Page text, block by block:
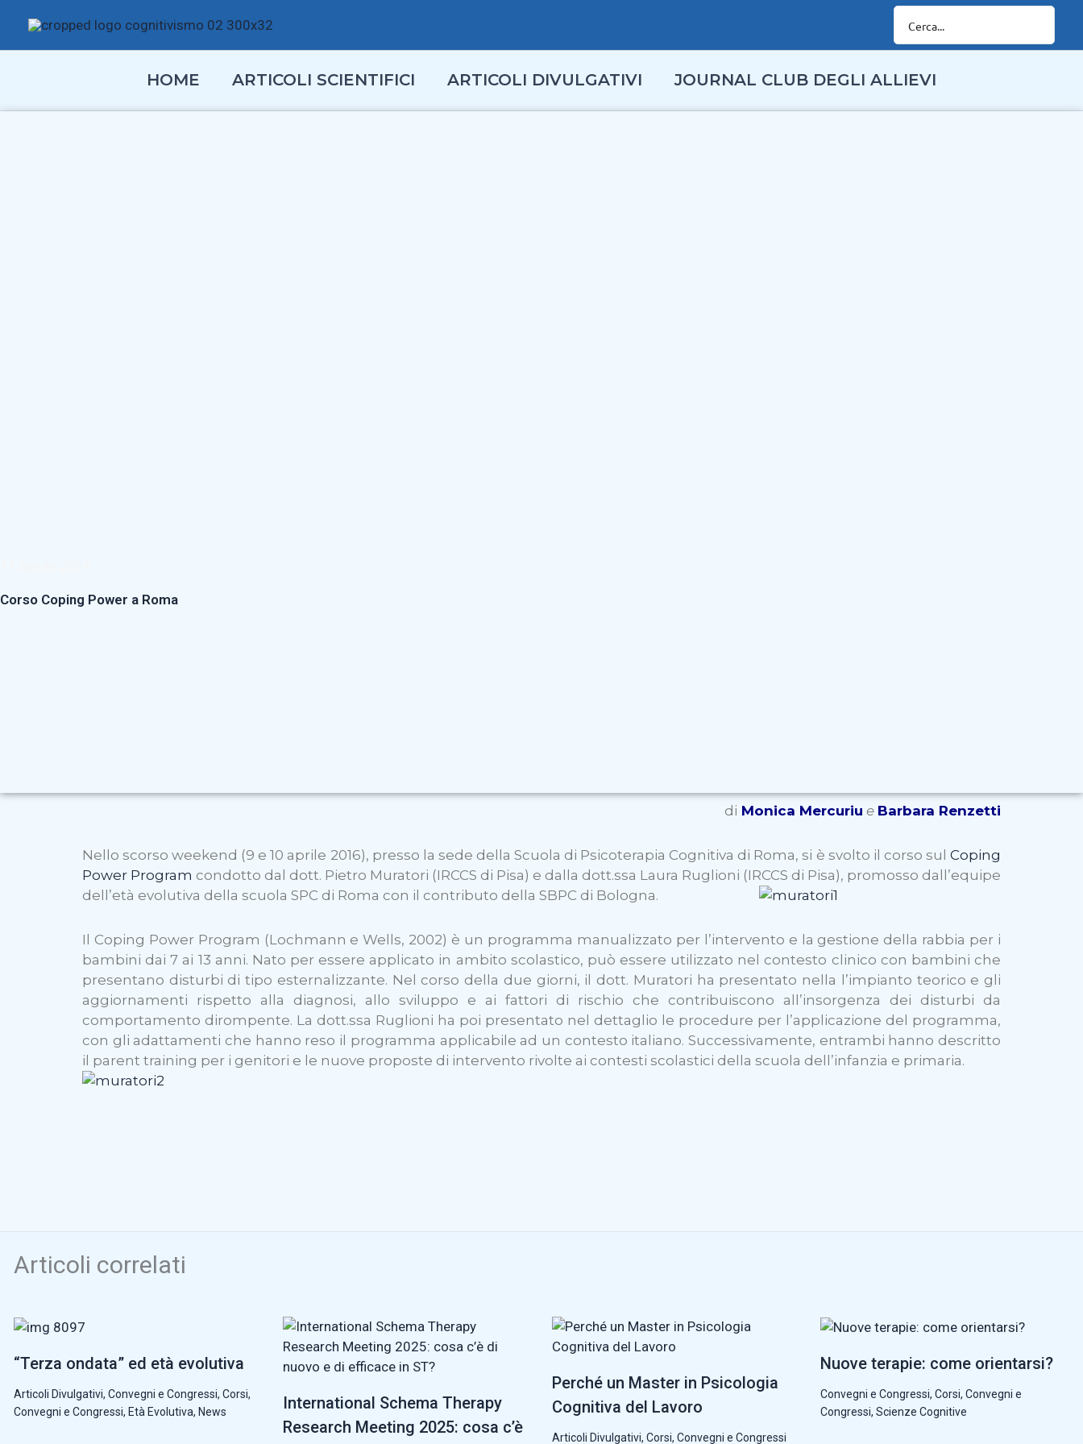
contenuto
HOME ARTICOLI SCIENTIFICI ARTICOLI DIVULGATIVI JOURNAL CLUB DEGLI ALLIEVI
Corso Coping Power a Roma
di Monica Mercuriu e Barbara Renzetti
Nello scorso weekend (9 e 10 aprile 2016), presso la sede della Scuola di Psicoterapia Cognitiva di Roma, si è svolto il corso sul Coping
Power Program condotto dal dott. Pietro Muratori (IRCCS di Pisa) e dalla dott.ssa Laura Ruglioni (IRCCS di Pisa), promosso dall’equipe
dell’età evolutiva della scuola SPC di Roma con il contributo della SBPC di Bologna.
Il Coping Power Program (Lochmann e Wells, 2002) è un programma manualizzato per l’intervento e la gestione della rabbia per i
bambini dai 7 ai 13 anni. Nato per essere applicato in ambito scolastico, può essere utilizzato nel contesto clinico con bambini che
presentano disturbi di tipo esternalizzante. Nel corso della due giorni, il dott. Muratori ha presentato nella l’impianto teorico e gli
aggiornamenti rispetto alla diagnosi, allo sviluppo e ai fattori di rischio che contribuiscono all’insorgenza dei disturbi da
comportamento dirompente. La dott.ssa Ruglioni ha poi presentato nel dettaglio le procedure per l’applicazione del programma,
con gli adattamenti che hanno reso il programma applicabile ad un contesto italiano. Successivamente, entrambi hanno descritto
il parent training per i genitori e le nuove proposte di intervento rivolte ai contesti scolastici della scuola dell’infanzia e primaria.
Articoli correlati
“Terza ondata” ed età evolutiva
Articoli Divulgativi, Convegni e Congressi, Corsi,
Convegni e Congressi, Età Evolutiva, News
International Schema Therapy
Research Meeting 2025: cosa c’è
Perché un Master in Psicologia
Cognitiva del Lavoro
Articoli Divulgativi, Corsi, Convegni e Congressi
Nuove terapie: come orientarsi?
Convegni e Congressi,Corsi, Convegni e
Congressi,Scienze Cognitive